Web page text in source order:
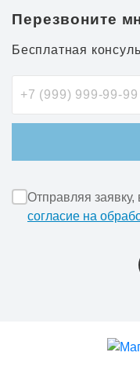
Перезвоните
Бесплатная
Отправляя
согласие на